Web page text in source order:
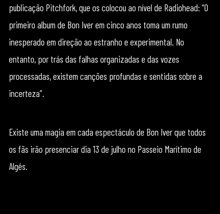
publicação Pitchfork, que os colocou ao nível de Radiohead: “O
primeiro album de Bon Iver em cinco anos toma um rumo
inesperado em direção ao estranho e experimental. No
entanto, por trás das falhas organizadas e das vozes
processadas, existem canções profundas e sentidas sobre a
incerteza”.
Existe uma magia em cada espectáculo de Bon Iver que todos
os fãs irão presenciar dia 13 de julho no Passeio Marítimo de
Algés.